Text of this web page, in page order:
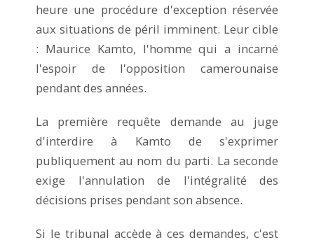
heure une procédure d'exception réservée
aux situations de péril imminent. Leur cible
: Maurice Kamto, l'homme qui a incarné
l'espoir de l'opposition camerounaise
pendant des années.
La première requête demande au juge
d'interdire à Kamto de s'exprimer
publiquement au nom du parti. La seconde
exige l'annulation de l'intégralité des
décisions prises pendant son absence.
Si le tribunal accède à ces demandes, c'est